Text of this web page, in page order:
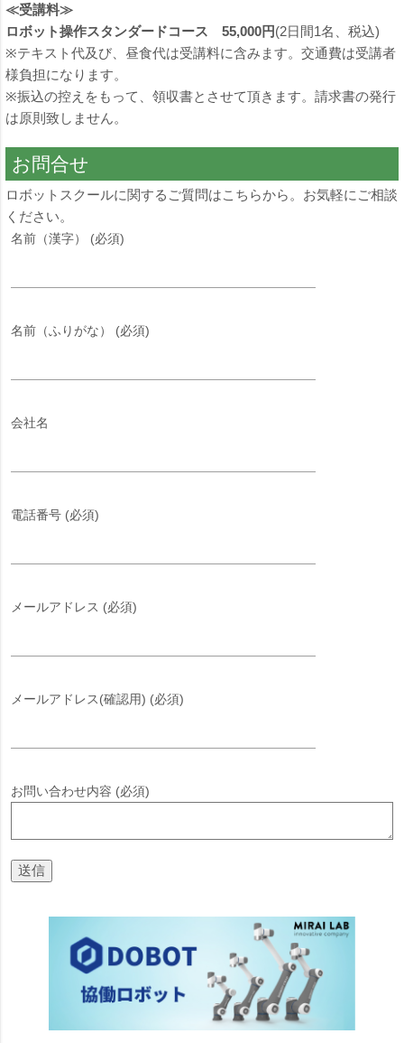
≪受講料≫
ロボット操作スタンダードコース 55,000円(2日間1名、税込)
※テキスト代及び、昼食代は受講料に含みます。交通費は受講者
様負担になります。
※振込の控えをもって、領収書とさせて頂きます。請求書の発行
は原則致しません。
お問合せ
ロボットスクールに関するご質問はこちらから。お気軽にご相談
ください。
名前（漢字） (必須)
名前（ふりがな） (必須)
会社名
電話番号 (必須)
メールアドレス (必須)
メールアドレス(確認用) (必須)
お問い合わせ内容 (必須)